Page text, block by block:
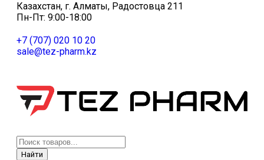
Казахстан, г. Алматы, Радостовца 211
Пн-Пт: 9:00-18:00
+7 (707) 020 10 20
sale@tez-pharm.kz
Найти